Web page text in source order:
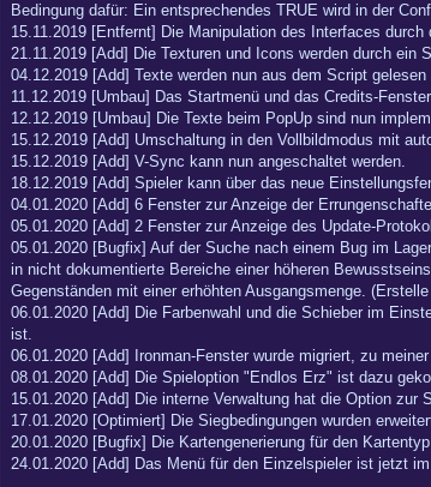
Bedingung dafür: Ein entsprechendes TRUE wird in der
15.11.2019 [Entfernt] Die Manipulation des Interfaces
21.11.2019 [Add] Die Texturen und Icons werden durch ein
04.12.2019 [Add] Texte werden nun aus dem Script
11.12.2019 [Umbau] Das Startmenü und das Credits-
12.12.2019 [Umbau] Die Texte beim PopUp sind nun
15.12.2019 [Add] Umschaltung in den Vollbildmodus mit
15.12.2019 [Add] V-Sync kann nun angeschaltet werden.
18.12.2019 [Add] Spieler kann über das neue
04.01.2020 [Add] 6 Fenster zur Anzeige der
05.01.2020 [Add] 2 Fenster zur Anzeige des Update-
05.01.2020 [Bugfix] Auf der Suche nach einem Bug im
in nicht dokumentierte Bereiche einer höheren
Gegenständen mit einer erhöhten Ausgangsmenge.
06.01.2020 [Add] Die Farbenwahl und die Schieber im
ist.
06.01.2020 [Add] Ironman-Fenster wurde migriert, zu
08.01.2020 [Add] Die Spieloption "Endlos Erz" ist dazu
15.01.2020 [Add] Die interne Verwaltung hat die Option
17.01.2020 [Optimiert] Die Siegbedingungen wurden
20.01.2020 [Bugfix] Die Kartengenerierung für den
24.01.2020 [Add] Das Menü für den Einzelspieler ist jetzt